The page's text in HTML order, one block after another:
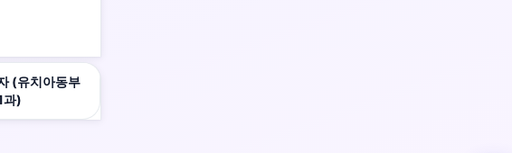
(유치아동부
과)